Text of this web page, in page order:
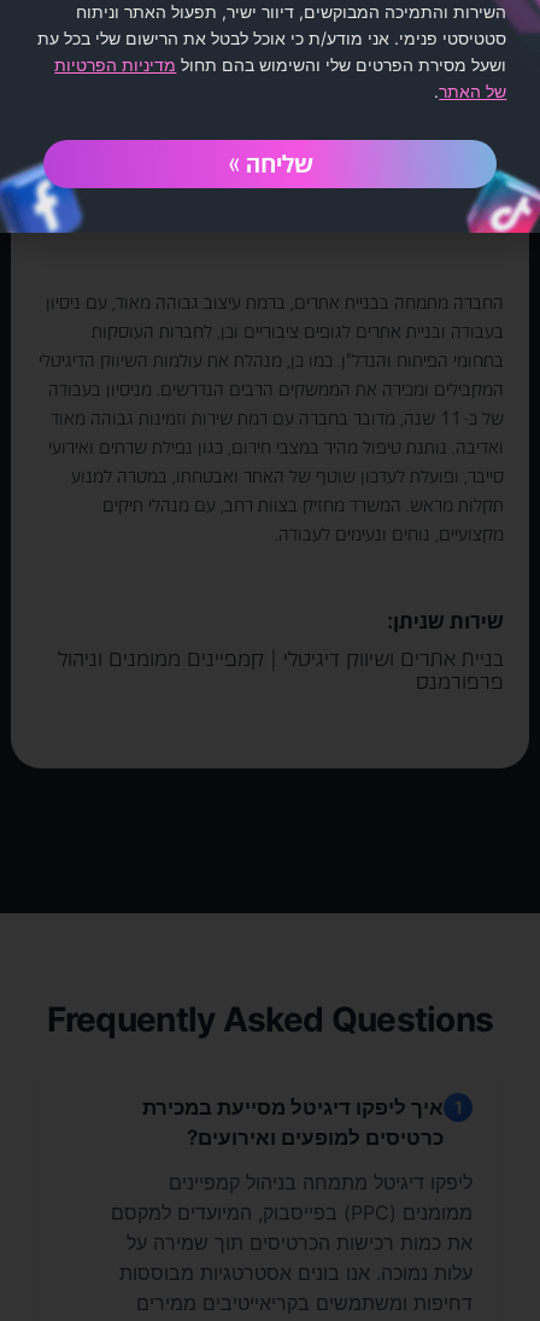
כרמלה קופר
דוברת לגופים ציבורים, מומחית
לאסטרטגיה ותוכן
החברה מתמחה בבניית אתרים, ברמת עיצוב גבוהה מאוד, עם ניסיון
בעבודה ובניית אתרים לגופים ציבוריים וכן, לחברות העוסקות
בתחומי הפיתוח והנדל"ן. כמו כן, מנהלת את עולמות השיווק הדיגיטלי
המקבילים ומכירה את הממשקים הרבים הנדרשים. מניסיון בעבודה
של כ-11 שנה, מדובר בחברה עם רמת שירות וזמינות גבוהה מאוד
ואדיבה. נותנת טיפול מהיר במצבי חירום, כגון נפילת שרתים ואירועי
סייבר, ופועלת לעדכון שוטף של האתר ואבטחתו, במטרה למנוע
תקלות מראש. המשרד מחזיק בצוות רחב, עם מנהלי תיקים
מקצועיים, נוחים ונעימים לעבודה.
שירות שניתן:
בניית אתרים ושיווק דיגיטלי | קמפיינים ממומנים וניהול
פרפורמנס
Frequently Asked Questions
1
איך ליפקו דיגיטל מסייעת במכירת
כרטיסים למופעים ואירועים?
ליפקו דיגיטל מתמחה בניהול קמפיינים
ממומנים (PPC) בפייסבוק, המיועדים למקסם
את כמות רכישות הכרטיסים תוך שמירה על
עלות נמוכה. אנו בונים אסטרטגיות מבוססות
דחיפות ומשתמשים בקריאייטיבים ממירים
השירות והתמיכה המבוקשים, דיוור ישיר, תפעול האתר וניתוח
סטטיסטי פנימי. אני מודע/ת כי אוכל לבטל את הרישום שלי בכל עת
ושעל מסירת הפרטים שלי והשימוש בהם תחול מדיניות הפרטיות
של האתר.
שליחה »